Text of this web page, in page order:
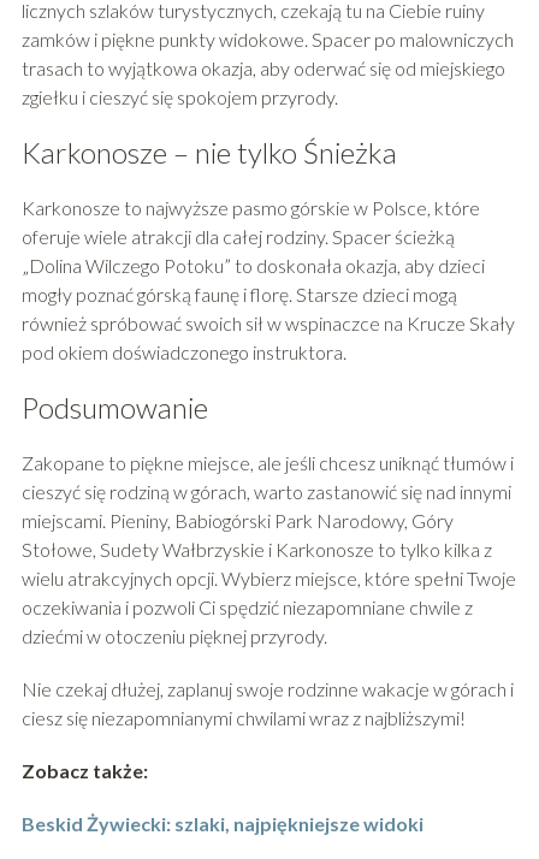
licznych szlaków turystycznych, czekają tu na Ciebie ruiny
zamków i piękne punkty widokowe. Spacer po malowniczych
trasach to wyjątkowa okazja, aby oderwać się od miejskiego
zgiełku i cieszyć się spokojem przyrody.
Karkonosze – nie tylko Śnieżka
Karkonosze to najwyższe pasmo górskie w Polsce, które
oferuje wiele atrakcji dla całej rodziny. Spacer ścieżką
„Dolina Wilczego Potoku” to doskonała okazja, aby dzieci
mogły poznać górską faunę i florę. Starsze dzieci mogą
również spróbować swoich sił w wspinaczce na Krucze Skały
pod okiem doświadczonego instruktora.
Podsumowanie
Zakopane to piękne miejsce, ale jeśli chcesz uniknąć tłumów i
cieszyć się rodziną w górach, warto zastanowić się nad innymi
miejscami. Pieniny, Babiogórski Park Narodowy, Góry
Stołowe, Sudety Wałbrzyskie i Karkonosze to tylko kilka z
wielu atrakcyjnych opcji. Wybierz miejsce, które spełni Twoje
oczekiwania i pozwoli Ci spędzić niezapomniane chwile z
dziećmi w otoczeniu pięknej przyrody.
Nie czekaj dłużej, zaplanuj swoje rodzinne wakacje w górach i
ciesz się niezapomnianymi chwilami wraz z najbliższymi!
Zobacz także:
Beskid Żywiecki: szlaki, najpiękniejsze widoki